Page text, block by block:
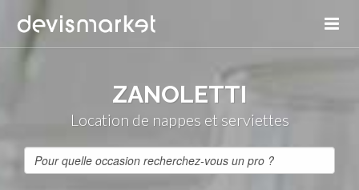
ZANOLETTI
Location de nappes et serviettes